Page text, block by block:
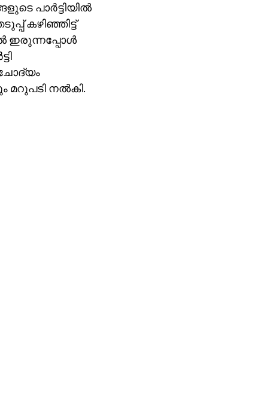
പാര്‍ട്ടിയില്‍
കഴിഞ്ഞിട്ട്
ഇരുന്നപ്പോള്‍
മറുപടി നല്‍കി.